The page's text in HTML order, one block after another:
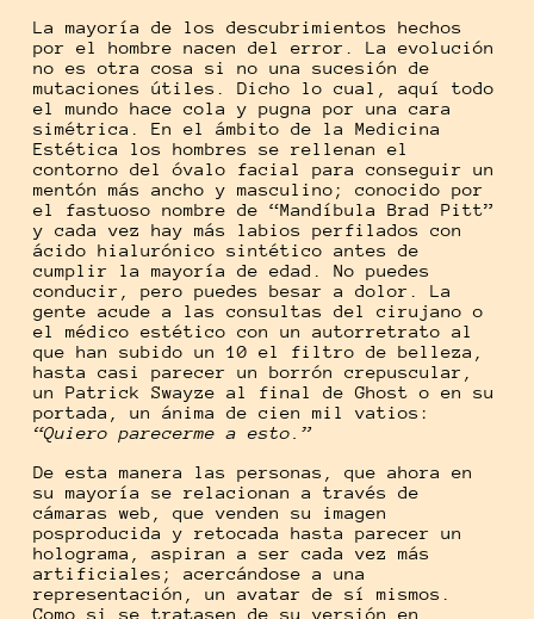
La mayoría de los descubrimientos hechos
por el hombre nacen del error. La evolución
no es otra cosa si no una sucesión de
mutaciones útiles. Dicho lo cual, aquí todo
el mundo hace cola y pugna por una cara
simétrica. En el ámbito de la Medicina
Estética los hombres se rellenan el
contorno del óvalo facial para conseguir un
mentón más ancho y masculino; conocido por
el fastuoso nombre de “Mandíbula Brad Pitt”
y cada vez hay más labios perfilados con
ácido hialurónico sintético antes de
cumplir la mayoría de edad. No puedes
conducir, pero puedes besar a dolor. La
gente acude a las consultas del cirujano o
el médico estético con un autorretrato al
que han subido un 10 el filtro de belleza,
hasta casi parecer un borrón crepuscular,
un Patrick Swayze al final de Ghost o en su
portada, un ánima de cien mil vatios:
“Quiero parecerme a esto.”
De esta manera las personas, que ahora en
su mayoría se relacionan a través de
cámaras web, que venden su imagen
posproducida y retocada hasta parecer un
holograma, aspiran a ser cada vez más
artificiales; acercándose a una
representación, un avatar de sí mismos.
Como si se tratasen de su versión en